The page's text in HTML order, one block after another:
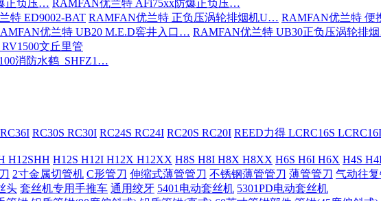
正负压… RAMFAN优兰特 AFi75xx防爆正负压…
特 ED9002-BAT RAMFAN优兰特 正负压涡轮排烟机U… RAMFAN优兰特
优兰特 UB20 M.E.D窖井入口… RAMFAN优兰特 UB30正负压涡轮排
文丘里管
消防水鹤_SHFZ1…
RC30S RC30I RC24S RC24I RC20S RC20I REED力得 LCRC16S
H12SHH H12S H12I H12X H12XX H8S H8I H8X H8XX H6S H6I H6X H4S
2寸金属切管机 C形管刀 伸缩式薄管管刀 不锈钢薄管管刀 薄管管刀 气动往
头 套丝机专用手推车 通用绞牙 5401电动套丝机 5301PD电动套丝机